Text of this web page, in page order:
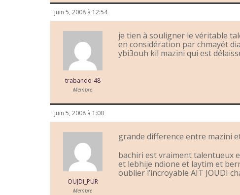
juin 5, 2008 à 12:54
trabando-48
Membre
je tien à souligner le véritable
en considération par chmayét
ybi3ouh kil mazini qui est
juin 5, 2008 à 1:00
OUJDI_PUR
Membre
grande difference entre mazini
bachiri est vraiment talentueux
et lebhije ndione et laytim et
oublier l’incroyable AIT JOUDI